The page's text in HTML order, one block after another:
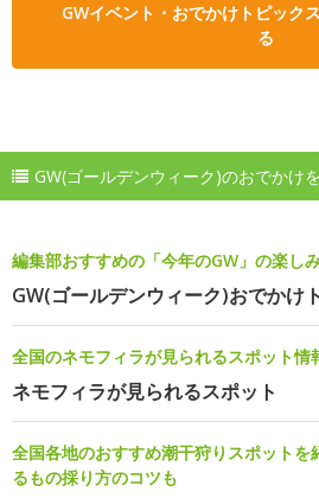
GWイベント・おでかけトピック
る
GW(ゴールデンウィーク)のおでかけ
編集部おすすめの「今年のGW」の楽し
GW(ゴールデンウィーク)おでかけ
全国のネモフィラが見られるスポット情
ネモフィラが見られるスポット
全国各地のおすすめ潮干狩りスポットを
るもの採り方のコツも